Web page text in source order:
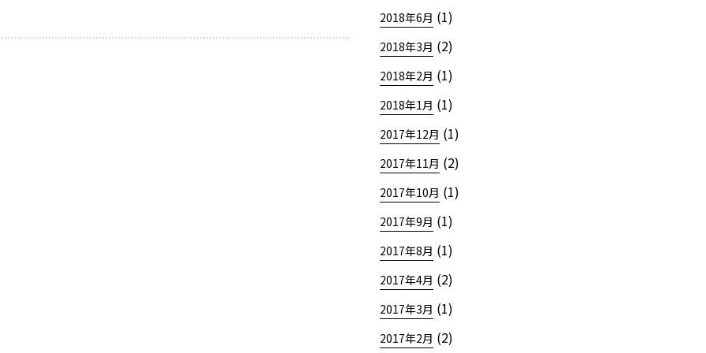
2018年6月 (1)
2018年3月 (2)
2018年2月 (1)
2018年1月 (1)
2017年12月 (1)
2017年11月 (2)
2017年10月 (1)
2017年9月 (1)
2017年8月 (1)
2017年4月 (2)
2017年3月 (1)
2017年2月 (2)